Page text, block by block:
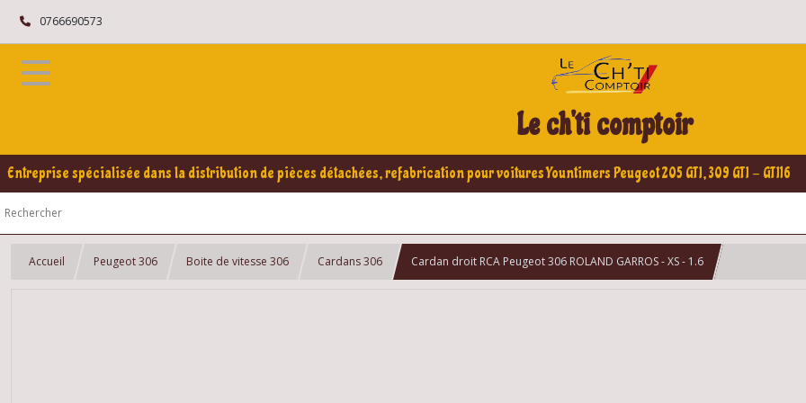
0766690573
Le ch'ti comptoir
Entreprise spécialisée dans la distribution de pièces détachées, refabrication pour voitures Yountimers Peugeot 205 GTI, 309 GTI - GTI16
Accueil Peugeot 306 Boite de vitesse 306 Cardans 306 Cardan droit RCA Peugeot 306 ROLAND GARROS - XS - 1.6